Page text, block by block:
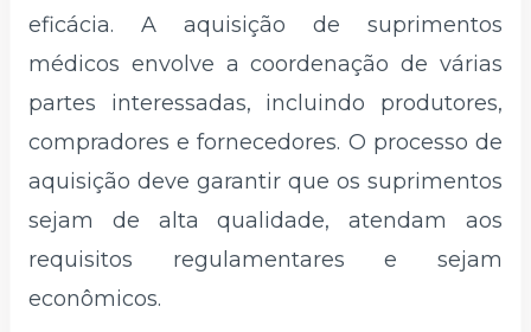
eficácia. A aquisição de suprimentos
médicos envolve a coordenação de várias
partes interessadas, incluindo produtores,
compradores e fornecedores. O processo de
aquisição deve garantir que os suprimentos
sejam de alta qualidade, atendam aos
requisitos regulamentares e sejam
econômicos.